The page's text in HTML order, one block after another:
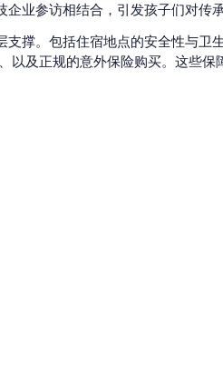
业参访相结合，引发孩子们对传
支撑。包括住宿地点的安全性与卫
以及正规的意外保险购买。这些保